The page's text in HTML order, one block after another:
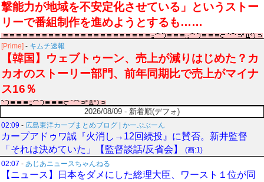
撃能力が地域を不安定化させている」というストー
リーで番組制作を進めようとするも……
[Prime] - キムチ速報
【韓国】ウェブトゥーン、売上が減りはじめた？カ
カオのストーリー部門、前年同期比で売上がマイナ
ス16％
2026/08/09 - 新着順(デフォ)
02:09 - 広島東洋カープまとめブログ | かーぷぶーん
カープアドゥワ誠『火消し→12回続投』に賛否。新井監督
「それは決めていた」【監督談話/反省会】
(画:1)
02:07 - あじあニュースちゃんねる
【ニュース】日本をダメにした総理大臣、ワースト１位が同